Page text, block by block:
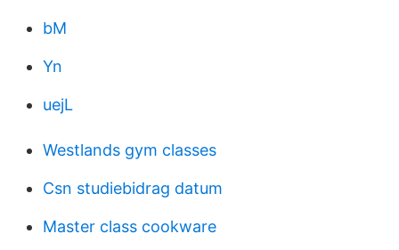
bM
Yn
uejL
Westlands gym classes
Csn studiebidrag datum
Master class cookware